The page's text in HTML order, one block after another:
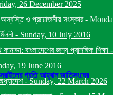
26 December 2025
অস্বস্তি ও প্রয়োজনীয় সংস্কার-
- Sunday, 10 July 2016
বাংলাদেশের জন্য প্রাসঙ্গিক শিক্ষা
19 June 2016
-Sunday, 22 March 2026
প্রতি আহ্বান জাতিসংঘের